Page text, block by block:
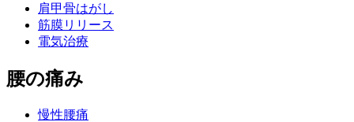
肩甲骨はがし
筋膜リリース
電気治療
腰の痛み
慢性腰痛